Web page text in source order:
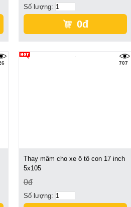
Số lượng:
0đ
707
Thay mâm cho xe ô tô con 17 inch
5x105
0đ
Số lượng: